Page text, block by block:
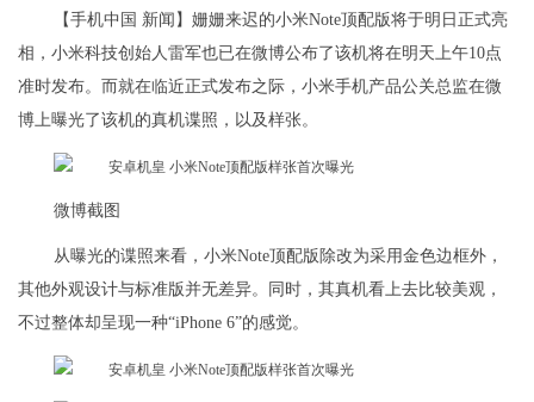
【手机中国 新闻】姗姗来迟的小米Note顶配版将于明日正式亮
相，小米科技创始人雷军也已在微博公布了该机将在明天上午10点
准时发布。而就在临近正式发布之际，小米手机产品公关总监在微
博上曝光了该机的真机谍照，以及样张。
微博截图
从曝光的谍照来看，小米Note顶配版除改为采用金色边框外，
其他外观设计与标准版并无差异。同时，其真机看上去比较美观，
不过整体却呈现一种“iPhone 6”的感觉。